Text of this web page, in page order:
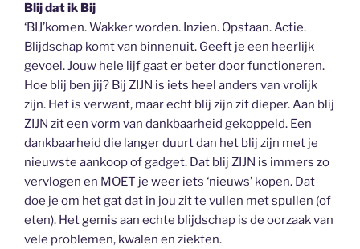
Blij dat ik Bij
‘BIJ’komen. Wakker worden. Inzien. Opstaan. Actie.
Blijdschap komt van binnenuit. Geeft je een heerlijk
gevoel. Jouw hele lijf gaat er beter door functioneren.
Hoe blij ben jij? Bij ZIJN is iets heel anders van vrolijk
zijn. Het is verwant, maar echt blij zijn zit dieper. Aan blij
ZIJN zit een vorm van dankbaarheid gekoppeld. Een
dankbaarheid die langer duurt dan het blij zijn met je
nieuwste aankoop of gadget. Dat blij ZIJN is immers zo
vervlogen en MOET je weer iets ‘nieuws’ kopen. Dat
doe je om het gat dat in jou zit te vullen met spullen (of
eten). Het gemis aan echte blijdschap is de oorzaak van
vele problemen, kwalen en ziekten.